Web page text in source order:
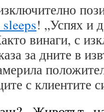
! „Успях и
винаги, с
за дните в
с клиентите